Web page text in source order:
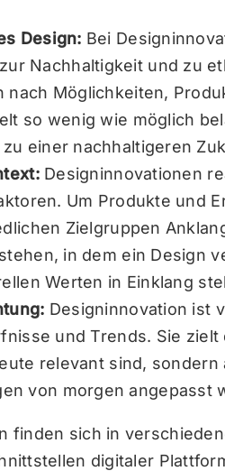
Design: Bei
Nachhaltigkeit und zu
nach Möglichkeiten,
so wenig wie möglich
einer nachhaltigeren
Designinnovationen
Um Produkte und
Zielgruppen
in dem ein Design
Werten in Einklang
Designinnovation ist
und Trends. Sie zielt
relevant sind, sondern
von morgen angepasst
finden sich in
digitaler